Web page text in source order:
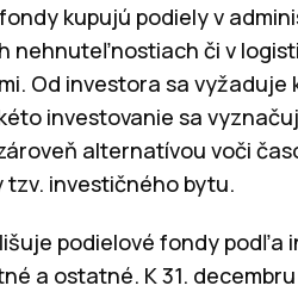
kupujú podiely v
nehnuteľnostiach či v
Od investora sa
investovanie sa
alternatívou voči
investičného bytu.
podielové fondy
a ostatné. K 31.